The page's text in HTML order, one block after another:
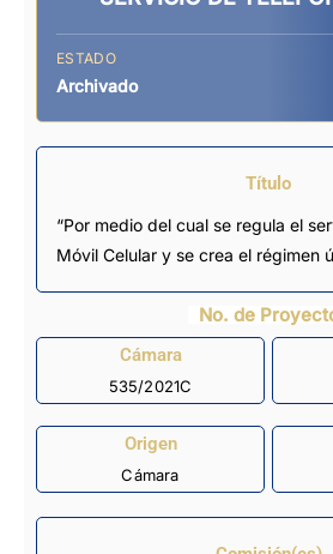
ESTADO
Archivado
Título
“Por medio del cual se regula el
Móvil Celular y se crea el régimen
No. de
Cámara
535/2021C
Origen
Cámara